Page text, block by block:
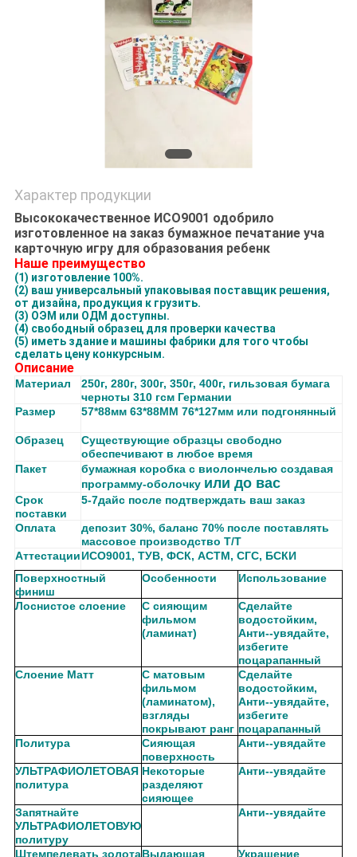
Характер продукции
Высококачественное ИСО9001 одобрило
изготовленное на заказ бумажное печатание уча
карточную игру для образования ребенк
Наше преимущество
(1) изготовление 100%.
(2) ваш универсальный упаковывая поставщик решения,
от дизайна, продукция к грузить.
(3) ОЭМ или ОДМ доступны.
(4) свободный образец для проверки качества
(5) иметь здание и машины фабрики для того чтобы
сделать цену конкурсным.
Описание
Материал
250г, 280г, 300г, 350г, 400г, гильзовая бумага
черноты 310 гсм Германии
Размер
57*88мм 63*88ММ 76*127мм или подгонянный
Образец
Существующие образцы свободно
обеспечивают в любое время
Пакет
бумажная коробка с виолончелью создавая
программу-оболочку или до вас
Срок
поставки
5-7дайс после подтверждать ваш заказ
Оплата
депозит 30%, баланс 70% после поставлять
массовое производство Т/Т
АттестацииИСО9001, ТУВ, ФСК, АСТМ, СГС, БСКИ
Поверхностный
финиш
Особенности Использование
Лоснистое слоение
С сияющим
фильмом
(ламинат)
Сделайте
водостойким,
Анти--увядайте,
избегите
поцарапанный
Слоение Матт
С матовым
фильмом
(ламинатом),
взгляды
покрывают ранг
Сделайте
водостойким,
Анти--увядайте,
избегите
поцарапанный
Политура
Сияющая
поверхность
Анти--увядайте
УЛЬТРАФИОЛЕТОВАЯ
политура
Некоторые
разделяют
сияющее
Анти--увядайте
Запятнайте
УЛЬТРАФИОЛЕТОВУЮ
политуру
Анти--увядайте
Штемпелевать золотаВыдающая Украшение